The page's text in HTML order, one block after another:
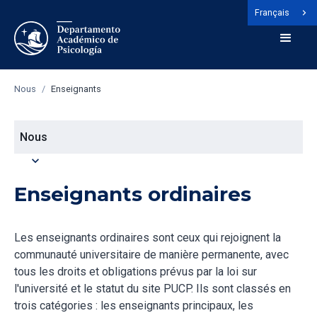
Français
Nous / Enseignants
Nous
expand_more
Enseignants ordinaires
Les enseignants ordinaires sont ceux qui rejoignent la
communauté universitaire de manière permanente, avec
tous les droits et obligations prévus par la loi sur
l'université et le statut du site PUCP. Ils sont classés en
trois catégories : les enseignants principaux, les